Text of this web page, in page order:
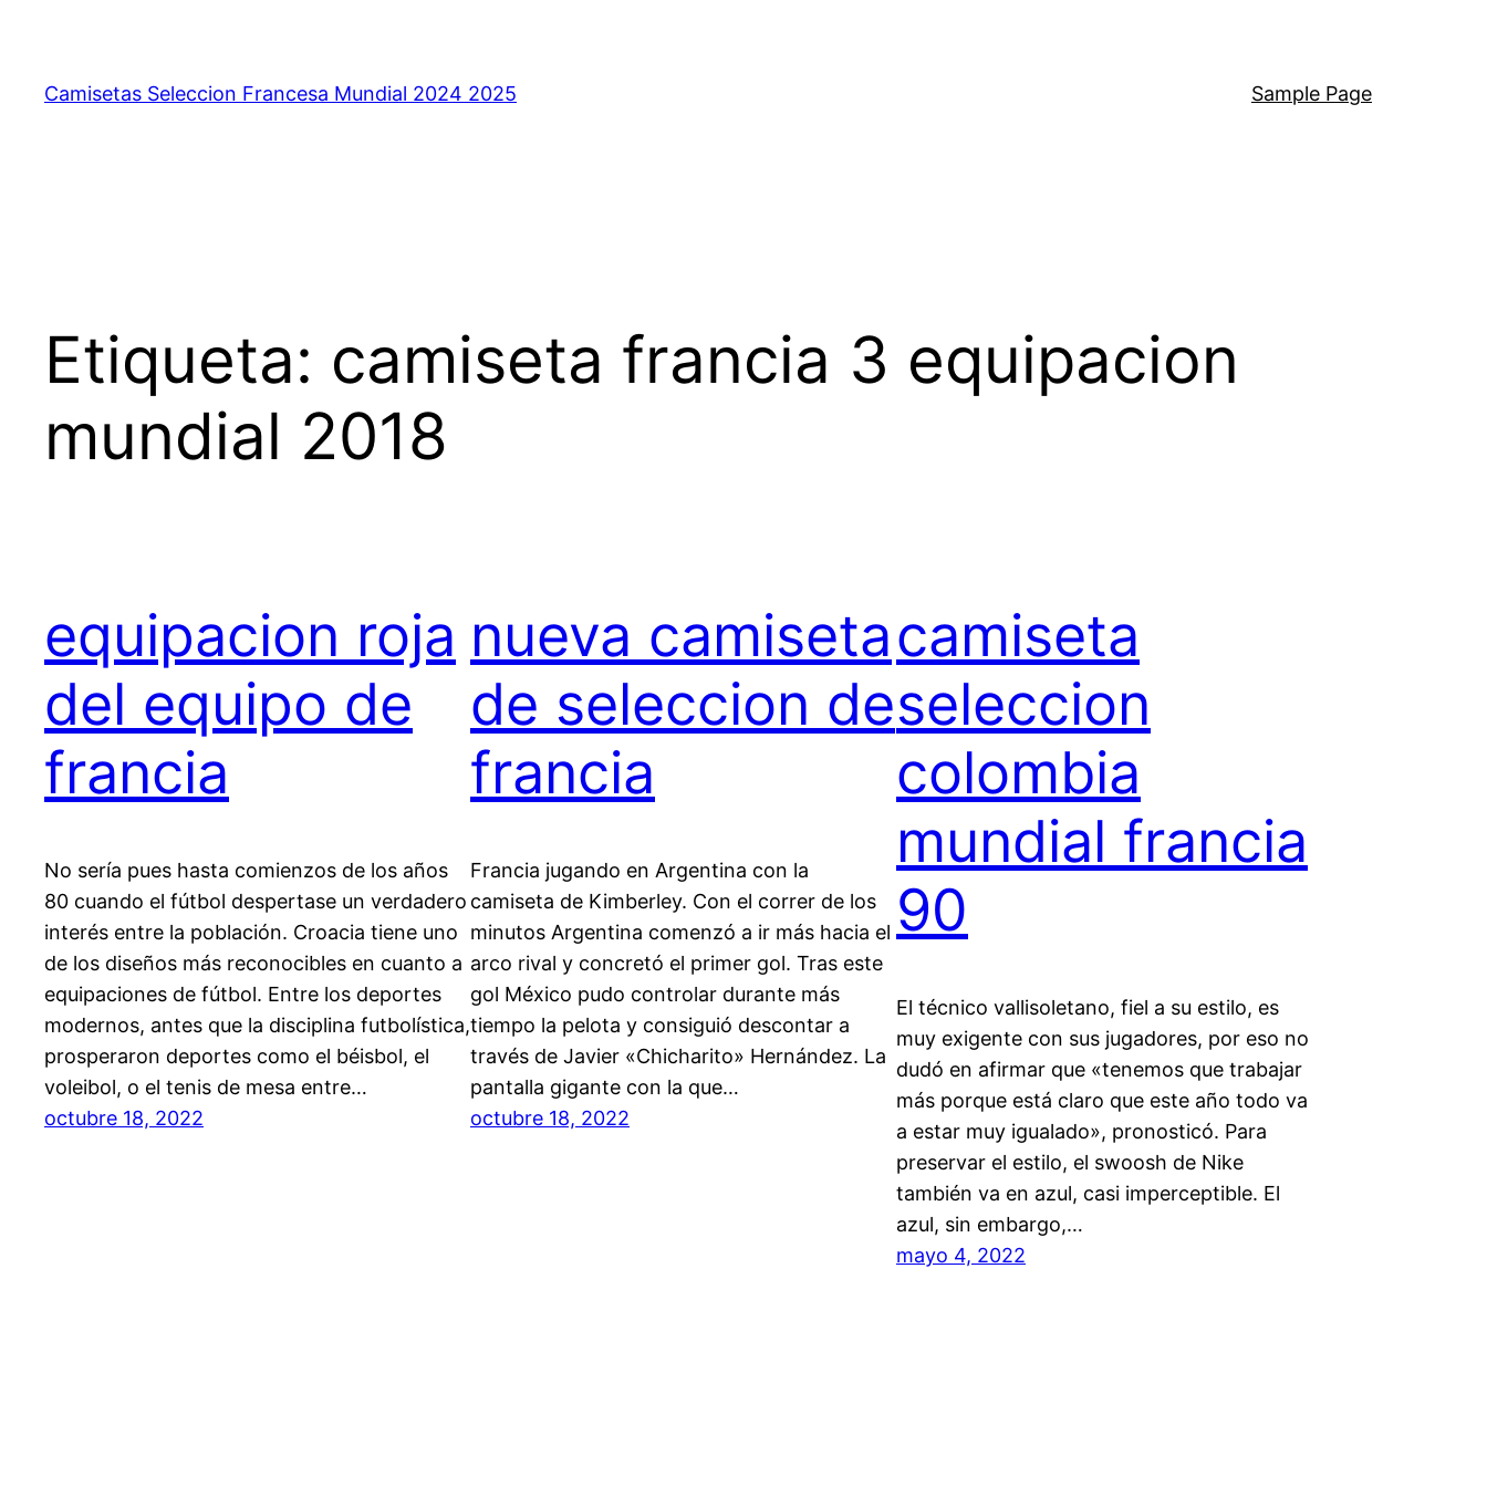
contenido
Camisetas Seleccion Francesa Mundial 2024 2025 Sample Page
Etiqueta: camiseta francia 3 equipacion
mundial 2018
equipacion roja
del equipo de
francia
No sería pues hasta comienzos de los años
80 cuando el fútbol despertase un verdadero
interés entre la población. Croacia tiene uno
de los diseños más reconocibles en cuanto a
equipaciones de fútbol. Entre los deportes
modernos, antes que la disciplina futbolística,
prosperaron deportes como el béisbol, el
voleibol, o el tenis de mesa entre…
octubre 18, 2022
nueva camiseta
de seleccion de
francia
Francia jugando en Argentina con la
camiseta de Kimberley. Con el correr de los
minutos Argentina comenzó a ir más hacia el
arco rival y concretó el primer gol. Tras este
gol México pudo controlar durante más
tiempo la pelota y consiguió descontar a
través de Javier «Chicharito» Hernández. La
pantalla gigante con la que…
octubre 18, 2022
camiseta
seleccion
colombia
mundial francia
90
El técnico vallisoletano, fiel a su estilo, es
muy exigente con sus jugadores, por eso no
dudó en afirmar que «tenemos que trabajar
más porque está claro que este año todo va
a estar muy igualado», pronosticó. Para
preservar el estilo, el swoosh de Nike
también va en azul, casi imperceptible. El
azul, sin embargo,…
mayo 4, 2022